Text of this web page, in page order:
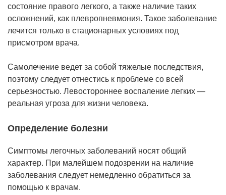
состояние правого легкого, а также наличие таких
осложнений, как плевропневмония. Такое заболевание
лечится только в стационарных условиях под
присмотром врача.
Самолечение ведет за собой тяжелые последствия,
поэтому следует отнестись к проблеме со всей
серьезностью. Левостороннее воспаление легких —
реальная угроза для жизни человека.
Определение болезни
Симптомы легочных заболеваний носят общий
характер. При малейшем подозрении на наличие
заболевания следует немедленно обратиться за
помощью к врачам.